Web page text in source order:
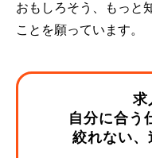
おもしろそう、もっと
ことを願っています。
求
自分に合う
絞れない、